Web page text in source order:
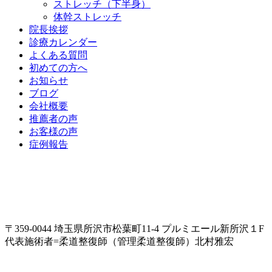
ストレッチ（下半身）
体幹ストレッチ
院長挨拶
診療カレンダー
よくある質問
初めての方へ
お知らせ
ブログ
会社概要
推薦者の声
お客様の声
症例報告
〒359-0044 埼玉県所沢市松葉町11-4 プルミエール新所沢１F
代表施術者=柔道整復師（管理柔道整復師）北村雅宏